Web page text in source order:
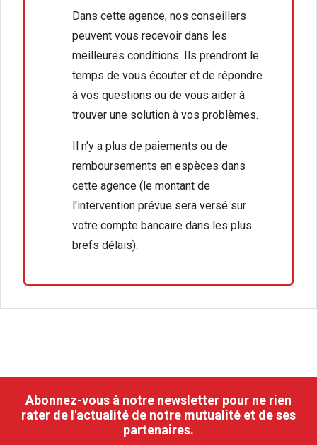
Dans cette agence, nos conseillers
peuvent vous recevoir dans les
meilleures conditions. Ils prendront le
temps de vous écouter et de répondre
à vos questions ou de vous aider à
trouver une solution à vos problèmes.
Il n'y a plus de paiements ou de
remboursements en espèces dans
cette agence (le montant de
l'intervention prévue sera versé sur
votre compte bancaire dans les plus
brefs délais).
Abonnez-vous à notre newsletter pour ne rien
rater de l'actualité de notre mutualité et de ses
partenaires.